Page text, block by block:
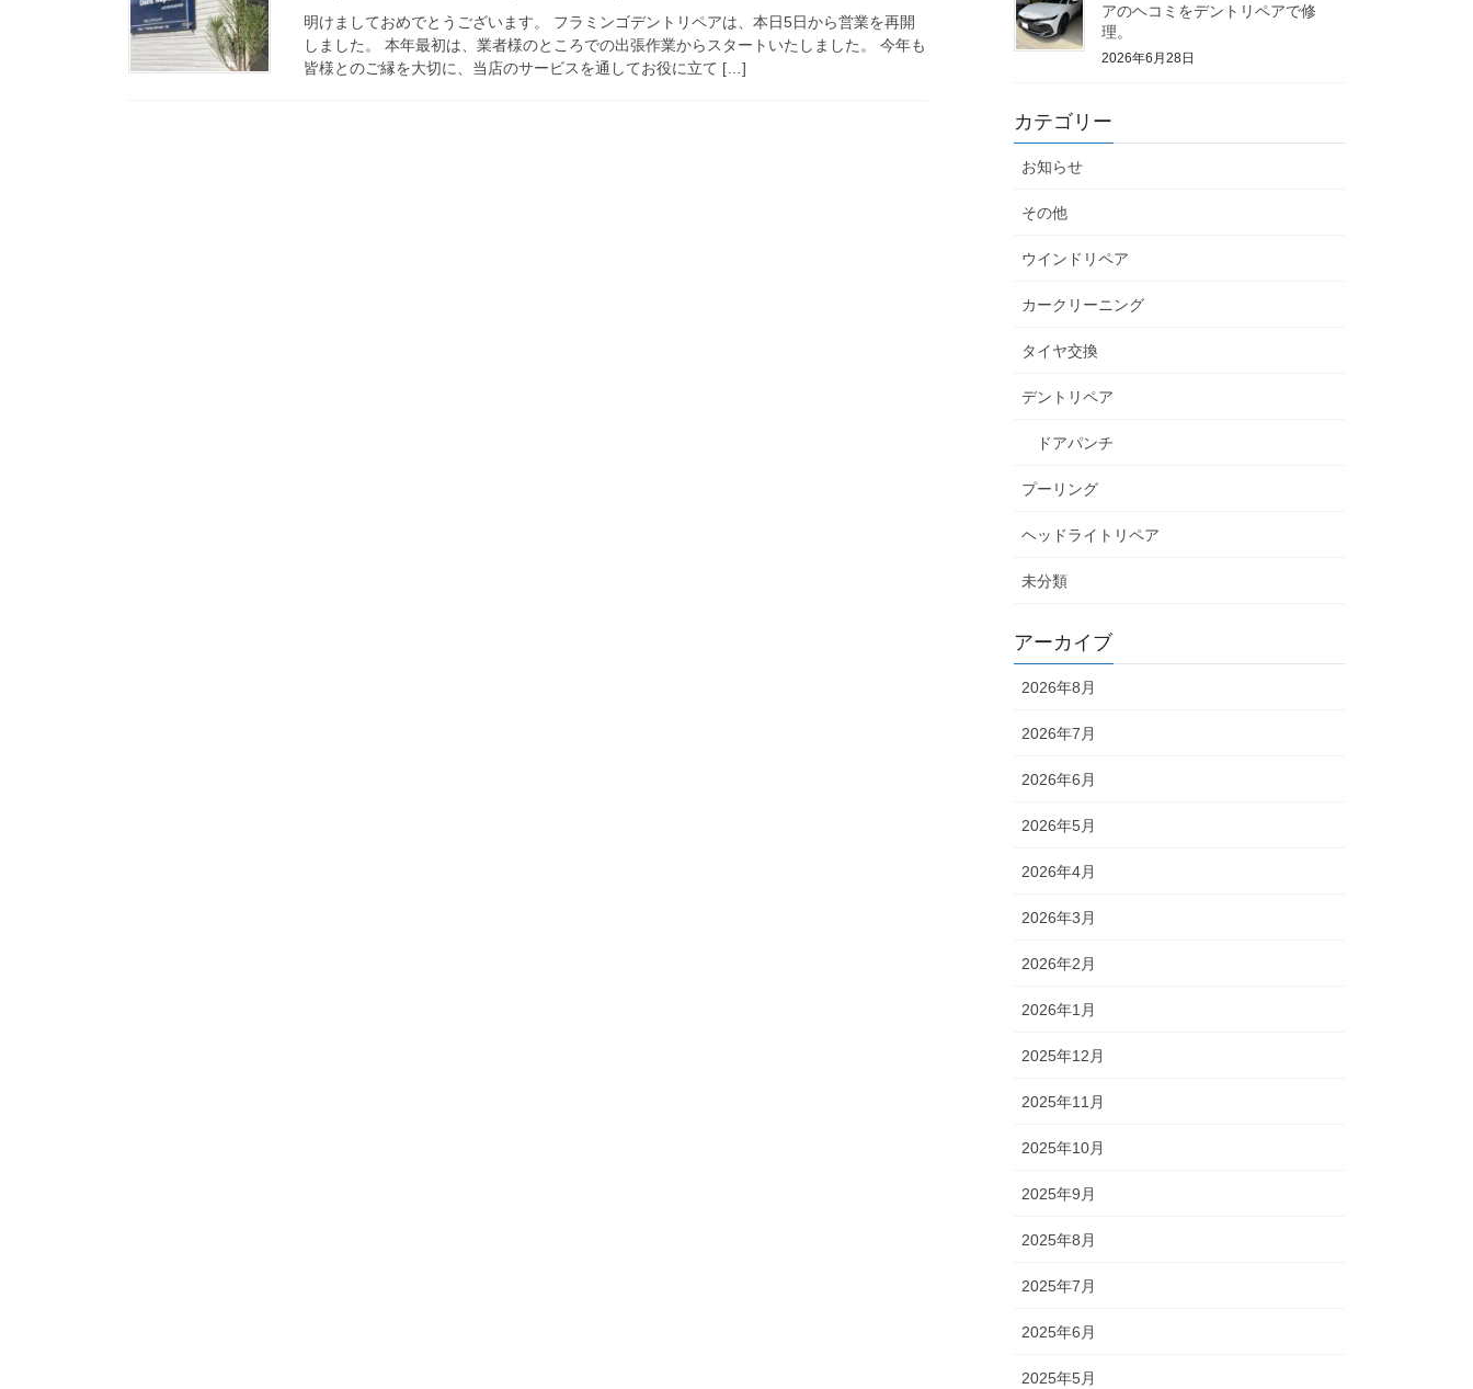
明けましておめでとうございます。 フラミンゴデントリペアは、本日5日から営業を再開
しました。 本年最初は、業者様のところでの出張作業からスタートいたしました。 今年も
皆様とのご縁を大切に、当店のサービスを通してお役に立て […]
アのヘコミをデントリペアで修
理。
2026年6月28日
カテゴリー
お知らせ
その他
ウインドリペア
カークリーニング
タイヤ交換
デントリペア
ドアパンチ
プーリング
ヘッドライトリペア
未分類
アーカイブ
2026年8月
2026年7月
2026年6月
2026年5月
2026年4月
2026年3月
2026年2月
2026年1月
2025年12月
2025年11月
2025年10月
2025年9月
2025年8月
2025年7月
2025年6月
2025年5月